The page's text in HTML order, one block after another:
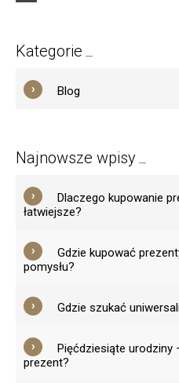
Kategorie
Blog
Najnowsze wpisy
Dlaczego kupowanie
łatwiejsze?
Gdzie kupować
pomysłu?
Gdzie szukać
Pięćdziesiąte urodziny
prezent?